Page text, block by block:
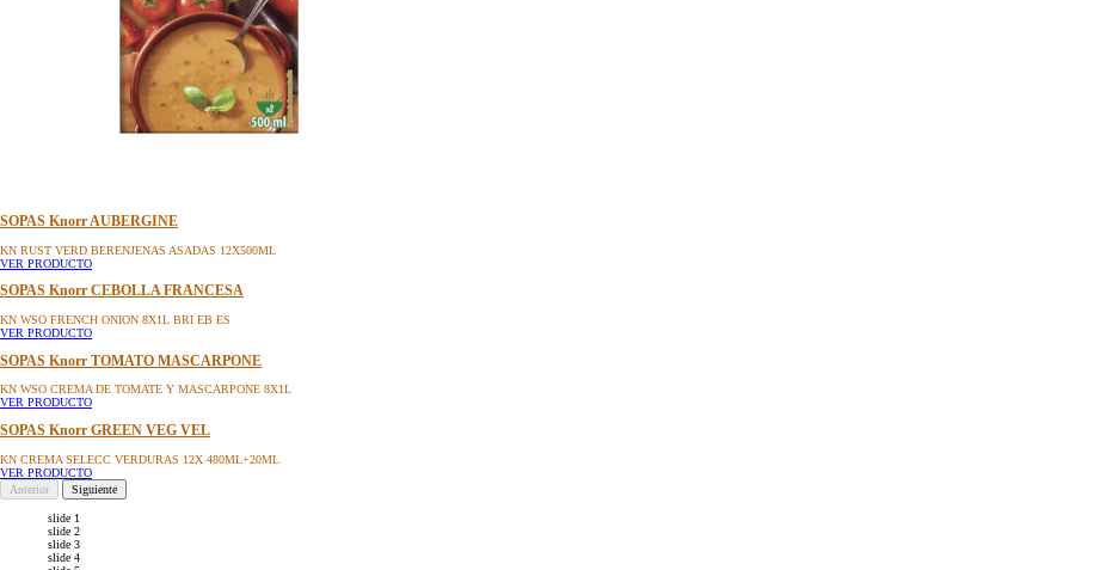
SOPAS Knorr AUBERGINE
KN RUST VERD BERENJENAS ASADAS 12X500ML
VER PRODUCTO
SOPAS Knorr CEBOLLA FRANCESA
KN WSO FRENCH ONION 8X1L BRI EB ES
VER PRODUCTO
SOPAS Knorr TOMATO MASCARPONE
KN WSO CREMA DE TOMATE Y MASCARPONE 8X1L
VER PRODUCTO
SOPAS Knorr GREEN VEG VEL
KN CREMA SELECC VERDURAS 12X 480ML+20ML
VER PRODUCTO
Anterior
Siguiente
slide 1
slide 2
slide 3
slide 4